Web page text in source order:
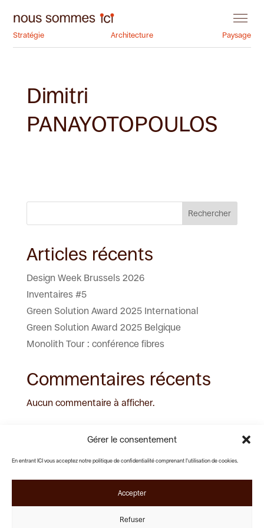
Gérer le consentement
En entrant ICI vous acceptez notre politique de confidentialité comprenant l'utilisation de cookies.
Accepter
Refuser
Stratégie Architecture Paysage
Dimitri
PANAYOTOPOULOS
Rechercher
Articles récents
Design Week Brussels 2026
Inventaires #5
Green Solution Award 2025 International
Green Solution Award 2025 Belgique
Monolith Tour : conférence fibres
Commentaires récents
Aucun commentaire à afficher.
Rue Pierre Decoster 25
Lundi - Vendredi :
Samedi - Dimanche :
des Architectes de Belgique.